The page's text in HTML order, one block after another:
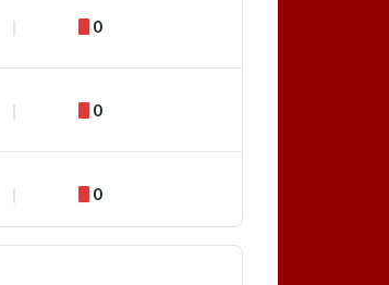
0
0
0